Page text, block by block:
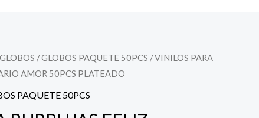
GLOBOS /GLOBOS PAQUETE 50PCS / VINILOS PARA
AMOR 50PCS PLATEADO
PAQUETE 50PCS